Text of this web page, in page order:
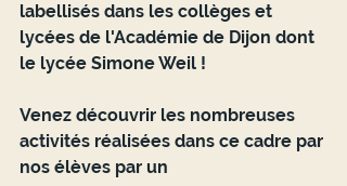
labellisés dans les collèges et
lycées de l'Académie de Dijon dont
le lycée Simone Weil !
Venez découvrir les nombreuses
activités réalisées dans ce cadre par
nos élèves par un